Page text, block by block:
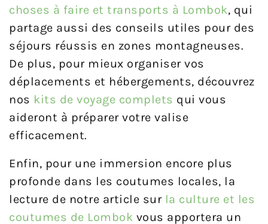
choses à faire et transports à Lombok, qui
partage aussi des conseils utiles pour des
séjours réussis en zones montagneuses.
De plus, pour mieux organiser vos
déplacements et hébergements, découvrez
nos kits de voyage complets qui vous
aideront à préparer votre valise
efficacement.
Enfin, pour une immersion encore plus
profonde dans les coutumes locales, la
lecture de notre article sur la culture et les
coutumes de Lombok vous apportera un